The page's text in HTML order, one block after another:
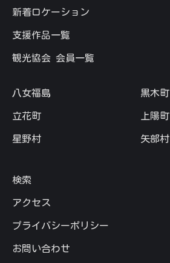
新着ロケーション
支援作品一覧
観光協会 会員一覧
八女福島 黒木町
立花町 上陽町
星野村 矢部村
検索
アクセス
プライバシーポリシー
お問い合わせ